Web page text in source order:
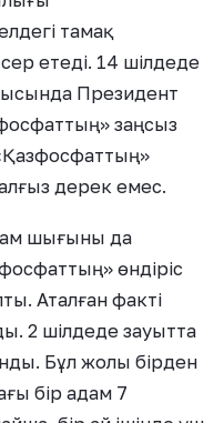
тамақ
етеді. 14 шілдеде
Президент
заңсыз
«Қазфосфаттың»
дерек емес.
шығыны да
өндіріс
Аталған факті
2 шілдеде зауытта
Бұл жолы бірден
бір адам 7